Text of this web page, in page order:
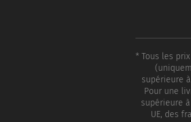
* Tous les
supérieure
Pour une
supérieure
UE, des